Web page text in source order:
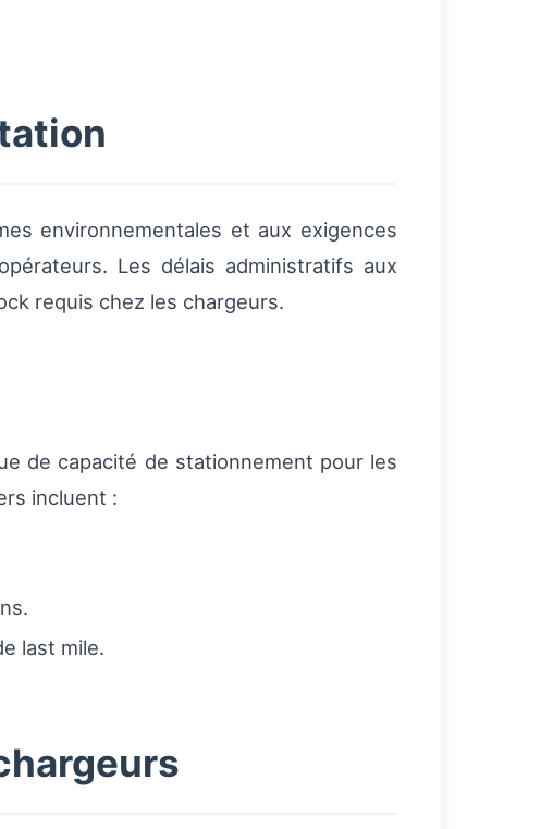
environnementales et aux exigences
Les délais administratifs aux
requis chez les chargeurs.
de capacité de stationnement pour les
incluent :
last mile.